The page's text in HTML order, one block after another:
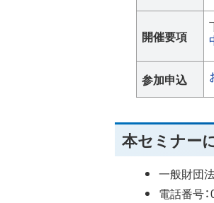
開催要項
参加申込
本セミナー
一般財団
電話番号